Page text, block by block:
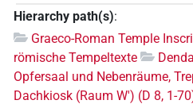
Hierarchy path(s):
Graeco-Roman Temple
römische Tempeltexte
Opfersaal und Nebenräume,
Dachkiosk (Raum W') (D 8, 1-